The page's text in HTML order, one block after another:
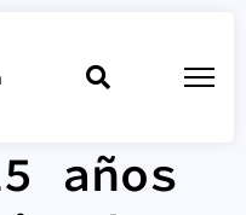
años